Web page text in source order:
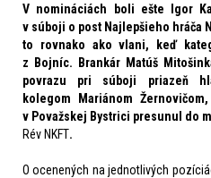
V nomináciách boli ešte Igor
v súboji o post Najlepšieho hráča
to rovnako ako vlani, keď
z Bojníc. Brankár Matúš
povrazu pri súboji priazeň
kolegom Mariánom Žernovičom,
v Považskej Bystrici presunul do
Rév NKFT.
O ocenených na jednotlivých